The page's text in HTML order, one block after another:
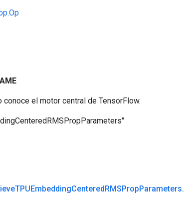
el motor central de TensorFlow.
TPUEmbeddingCenteredRMSPropParameters.